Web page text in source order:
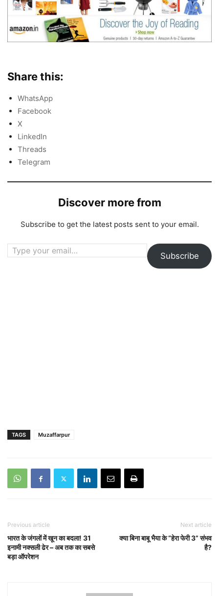
Share this:
WhatsApp
Facebook
X
LinkedIn
Threads
Telegram
Discover more from
Subscribe to get the latest posts sent to your email.
Type your email…
Subscribe
TAGS Muzaffarpur
Previous article
भारत के जंगलों में खून का बदला! 31
इनामी नक्सली ढेर – अब तक का सबसे
बड़ा ऑपरेशन
Next article
क्या बिना बाबू भैया के “हेरा फेरी 3” संभव
है?